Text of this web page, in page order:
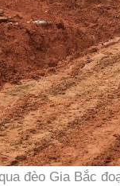
đèo Gia Bắc